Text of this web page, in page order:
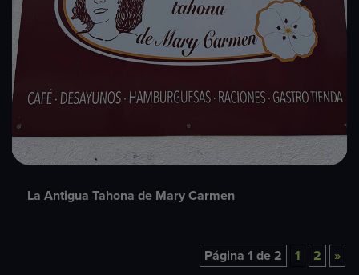
La Antigua Tahona de Mary Carmen
Página 1 de 2 1 2 »